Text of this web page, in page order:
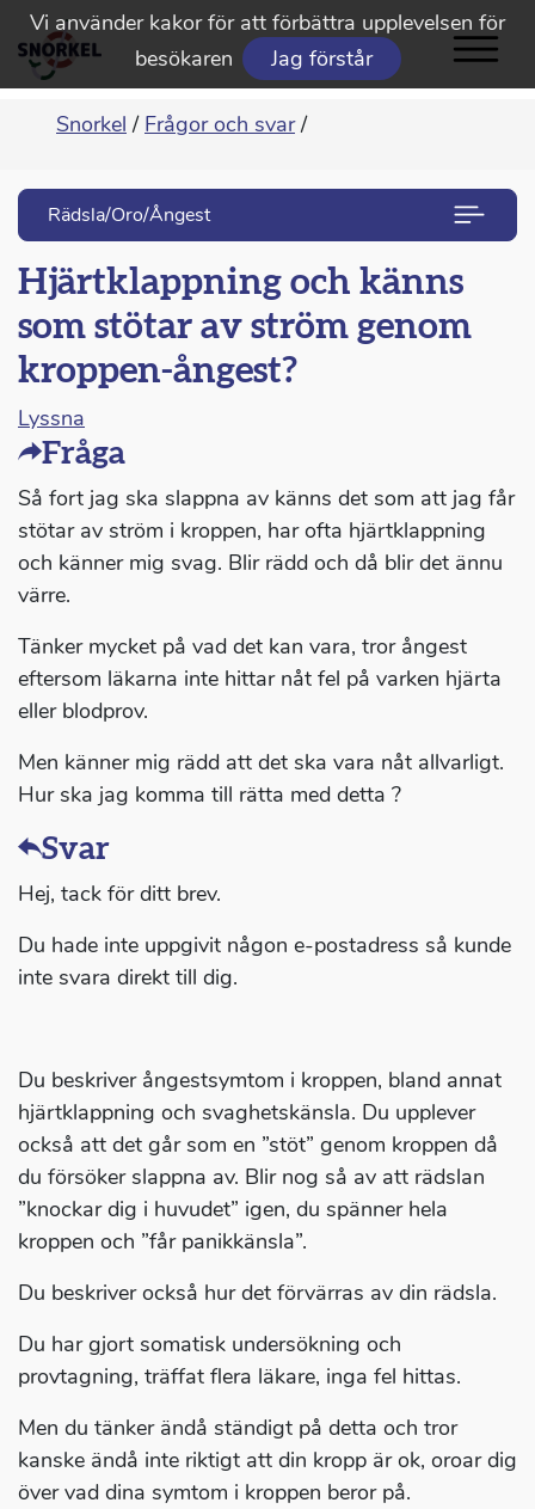
Vi använder kakor för att förbättra upplevelsen för
besökaren
Jag förstår
Snorkel / Frågor och svar /
Rädsla/Oro/Ångest
Hjärtklappning och känns
som stötar av ström genom
kroppen-ångest?
Lyssna
Fråga
Så fort jag ska slappna av känns det som att jag får
stötar av ström i kroppen, har ofta hjärtklappning
och känner mig svag. Blir rädd och då blir det ännu
värre.
Tänker mycket på vad det kan vara, tror ångest
eftersom läkarna inte hittar nåt fel på varken hjärta
eller blodprov.
Men känner mig rädd att det ska vara nåt allvarligt.
Hur ska jag komma till rätta med detta ?
Svar
Hej, tack för ditt brev.
Du hade inte uppgivit någon e-postadress så kunde
inte svara direkt till dig.
Du beskriver ångestsymtom i kroppen, bland annat
hjärtklappning och svaghetskänsla. Du upplever
också att det går som en ”stöt” genom kroppen då
du försöker slappna av. Blir nog så av att rädslan
”knockar dig i huvudet” igen, du spänner hela
kroppen och ”får panikkänsla”.
Du beskriver också hur det förvärras av din rädsla.
Du har gjort somatisk undersökning och
provtagning, träffat flera läkare, inga fel hittas.
Men du tänker ändå ständigt på detta och tror
kanske ändå inte riktigt att din kropp är ok, oroar dig
över vad dina symtom i kroppen beror på.